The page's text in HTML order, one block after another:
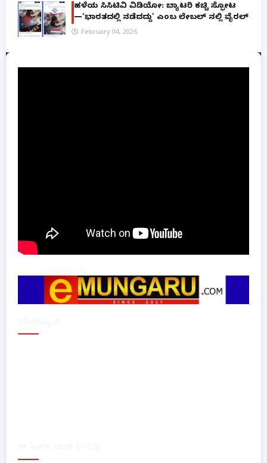
ಹಳೆಯ ಸಿಸಿಟಿವಿ ವಿಡಿಯೋ: ಬ್ಯಾಟರಿ ಕಚ್ಚಿ ಸ್ಫೋಟ
—‘ಭಾರತದಲ್ಲಿ ನಡೆದದ್ದು’ ಎಂಬ ಲೇಬಲ್ ನಲ್ಲಿ ವೈರಲ್
February 04, 2026